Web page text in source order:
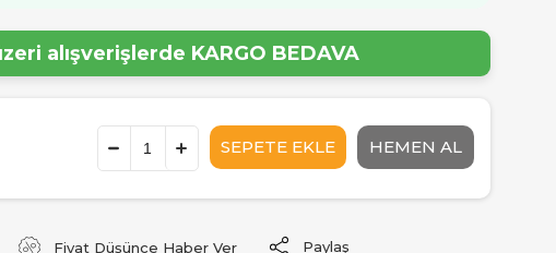
alışverişlerde KARGO BEDAVA
Fiyat Düşünce Haber Ver Paylaş